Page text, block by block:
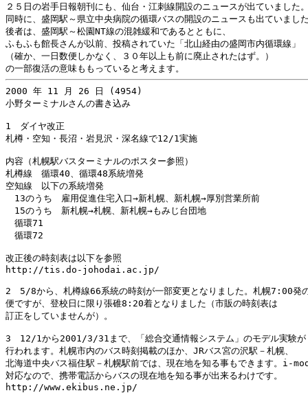
２５日の岩手日報朝刊にも、仙台・江刺線開設のニュースが出ていました
同時に、盛岡駅～県立中央病院の循環バスの開設のニュースも出ていまし
後者は、盛岡駅～松園NT線の混雑緩和であるとともに、
ふもふも館長さんが以前、投稿されていた「北山経由の盛岡市内循環線」
（確か、一日数便しかなく、３０年以上も前に廃止されたはず。）
2000 年 11 月 26 日 (4954)
小野ターミナルさんの書き込み
1　ダイヤ改正
札樽・空知・長沼・岩見沢・深名線で12/1実施
内容（札幌駅バスターミナルのポスター参照）
札樽線　循環40、循環48系統増発
空知線　以下の系統増発
13のうち　雇用促進住宅入口→新札幌、新札幌→厚別営業所前
15のうち　新札幌→札幌、新札幌→もみじ台団地
循環71
循環72
改正後の時刻表は以下を参照
http://tis.do-johodai.ac.jp/
2　5/8から、札樽線66系統の時刻が一部変更となりました。札幌7:00発
便ですが、登校日に限り張碓8:20着となりました（市販の時刻表は
訂正をしていませんが）。
3　12/1から2001/3/31まで、「総合交通情報システム」のモデル実験が
行われます。札幌市内のバス時刻掲載のほか、JRバス宮の沢駅－札幌、
北海道中央バス福住駅－札幌駅前では、現在地を知る事もできます。i-
対応なので、携帯電話からバスの現在地を知る事が出来るわけです。
http://www.ekibus.ne.jp/